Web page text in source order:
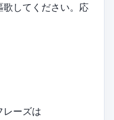
歌してください。応
レーズは